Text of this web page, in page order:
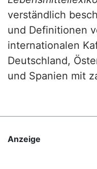
verständlich
und Definitionen
internationalen
Deutschland,
und Spanien mit
Anzeige